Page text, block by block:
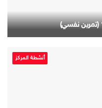
(تمرين نفسي)
أنشطة المركز